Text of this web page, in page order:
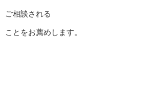
ご相談される
ことをお薦めします。